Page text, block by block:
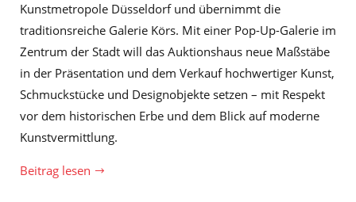
Kunstmetropole Düsseldorf und übernimmt die
traditionsreiche Galerie Körs. Mit einer Pop-Up-Galerie im
Zentrum der Stadt will das Auktionshaus neue Maßstäbe
in der Präsentation und dem Verkauf hochwertiger Kunst,
Schmuckstücke und Designobjekte setzen – mit Respekt
vor dem historischen Erbe und dem Blick auf moderne
Kunstvermittlung.
Beitrag lesen